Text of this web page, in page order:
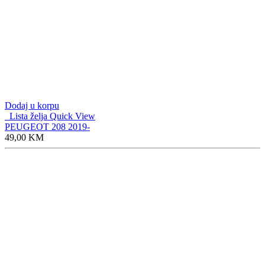
Dodaj u korpu
Lista želja Quick View
PEUGEOT 208 2019-
49,00 KM